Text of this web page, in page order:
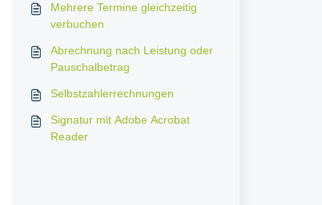
Mehrere Termine gleichzeitig
verbuchen
Abrechnung nach Leistung oder
Pauschalbetrag
Selbstzahlerrechnungen
Signatur mit Adobe Acrobat
Reader